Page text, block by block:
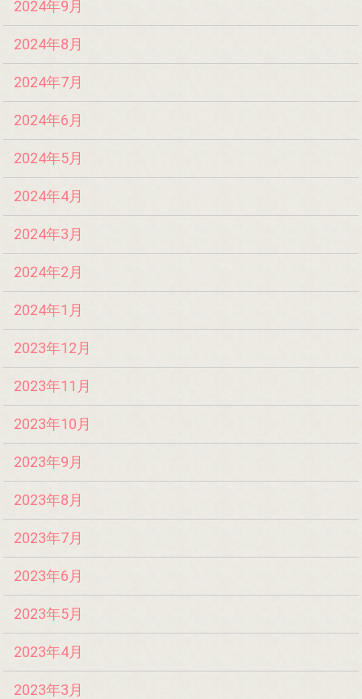
2024年9月
2024年8月
2024年7月
2024年6月
2024年5月
2024年4月
2024年3月
2024年2月
2024年1月
2023年12月
2023年11月
2023年10月
2023年9月
2023年8月
2023年7月
2023年6月
2023年5月
2023年4月
2023年3月